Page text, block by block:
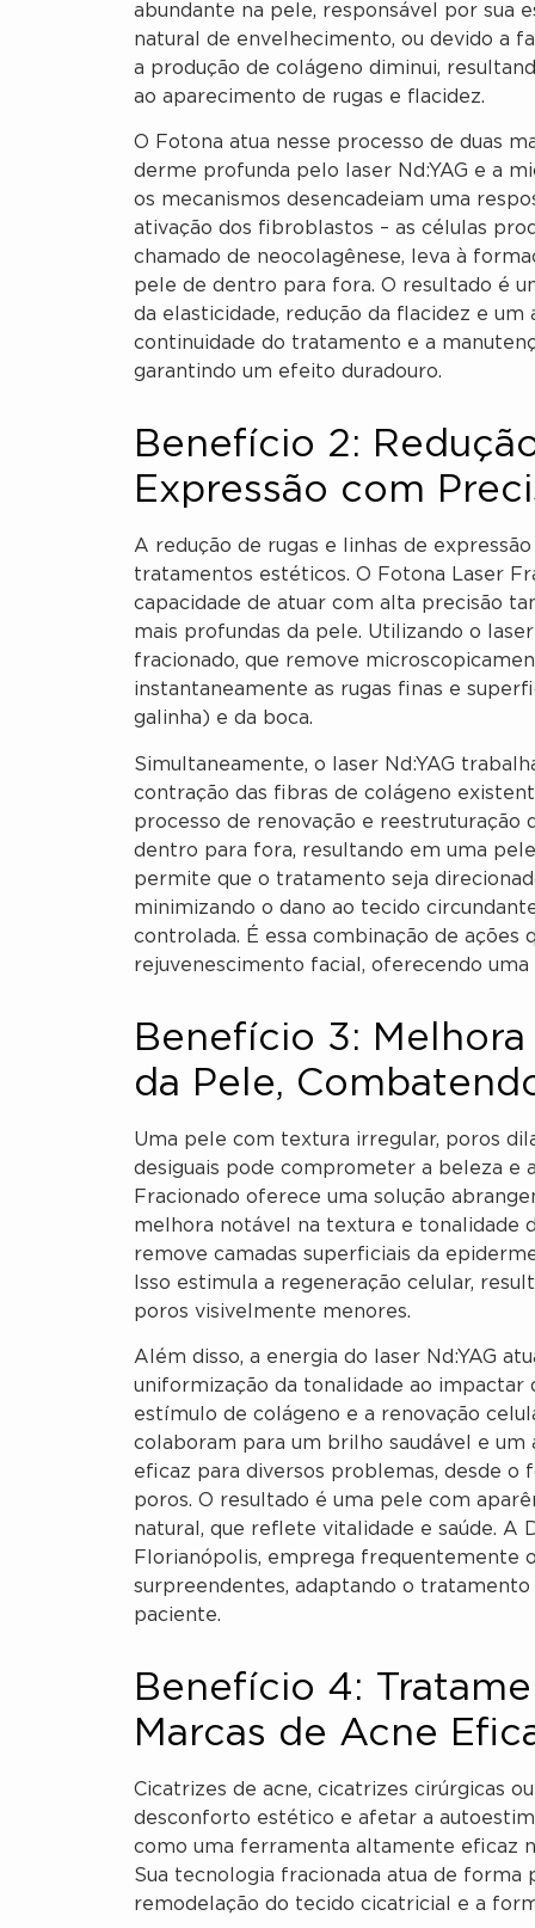
abundante na pele, responsável por sua
natural de envelhecimento, ou devido a
a produção de colágeno diminui,
ao aparecimento de rugas e flacidez.
O Fotona atua nesse processo de duas
derme profunda pelo laser Nd:YAG e a
os mecanismos desencadeiam uma
ativação dos fibroblastos – as células
chamado de neocolagênese, leva à
pele de dentro para fora. O resultado é
da elasticidade, redução da flacidez e
continuidade do tratamento e a
garantindo um efeito duradouro.
Benefício 2:
Expressão com
A redução de rugas e linhas de
tratamentos estéticos. O Fotona Laser
capacidade de atuar com alta precisão
mais profundas da pele. Utilizando o
fracionado, que remove
instantaneamente as rugas finas e
galinha) e da boca.
Simultaneamente, o laser Nd:YAG
contração das fibras de colágeno
processo de renovação e reestruturação
dentro para fora, resultando em uma
permite que o tratamento seja
minimizando o dano ao tecido
controlada. É essa combinação de ações
rejuvenescimento facial, oferecendo
Benefício 3:
da Pele,
Uma pele com textura irregular, poros
desiguais pode comprometer a beleza e
Fracionado oferece uma solução
melhora notável na textura e tonalidade
remove camadas superficiais da
Isso estimula a regeneração celular,
poros visivelmente menores.
Além disso, a energia do laser Nd:YAG
uniformização da tonalidade ao
estímulo de colágeno e a renovação
colaboram para um brilho saudável e
eficaz para diversos problemas, desde
poros. O resultado é uma pele com
natural, que reflete vitalidade e saúde. A
Florianópolis, emprega frequentemente
surpreendentes, adaptando o
paciente.
Benefício 4:
Marcas de Acne
Cicatrizes de acne, cicatrizes cirúrgicas
desconforto estético e afetar a
como uma ferramenta altamente eficaz
Sua tecnologia fracionada atua de forma
remodelação do tecido cicatricial e a